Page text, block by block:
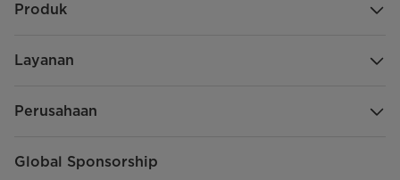
Produk
Layanan
Perusahaan
Global Sponsorship